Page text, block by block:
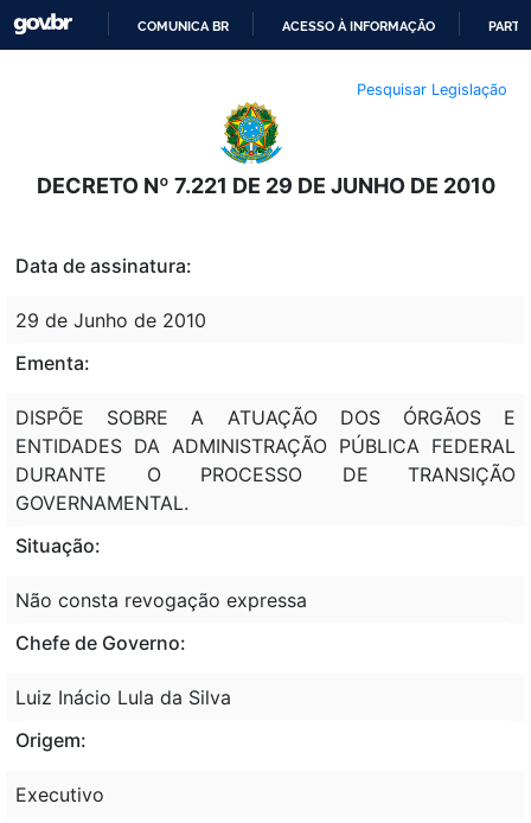
O
CONTEÚDO
COMUNICA BR ACESSO À INFORMAÇÃO
Pesquisar Legislação
DECRETO Nº 7.221 DE 29 DE JUNHO DE 2010
Data de assinatura:
29 de Junho de 2010
Ementa:
DISPÕE SOBRE A ATUAÇÃO DOS ÓRGÃOS E
ENTIDADES DA ADMINISTRAÇÃO PÚBLICA FEDERAL
DURANTE O PROCESSO DE TRANSIÇÃO
GOVERNAMENTAL.
Situação:
Não consta revogação expressa
Chefe de Governo:
Luiz Inácio Lula da Silva
Origem:
Executivo